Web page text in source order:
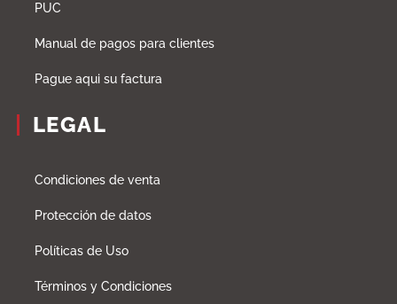
PUC
Manual de pagos para clientes
Pague aqui su factura
LEGAL
Condiciones de venta
Protección de datos
Políticas de Uso
Términos y Condiciones